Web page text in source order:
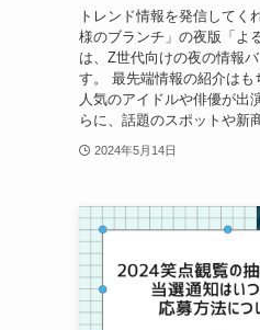
トレンド情報を発信してく
様のブランチ」の夜版「よ
は、Z世代向けの夜の情報
す。 最先端情報の紹介はも
人気のアイドルや俳優が出
らに、話題のスポットや新
2024年5月14日